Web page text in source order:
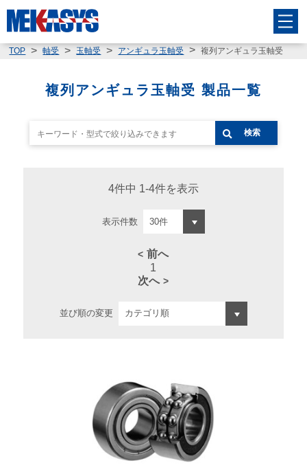
TOP 軸受 玉軸受 アンギュラ玉軸受 複列アンギュラ玉軸受
複列アンギュラ玉軸受 製品一覧
検索
4件中 1-4件を表示
表示件数
前へ
1
次へ
並び順の変更